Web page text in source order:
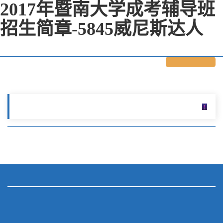
2017年暨南大学成考辅导班
招生简章-5845威尼斯达人